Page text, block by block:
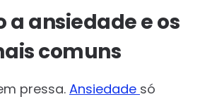
a ansiedade e os
comuns
pressa.Ansiedade só